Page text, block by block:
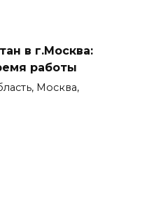
в г.Москва:
работы
Москва,